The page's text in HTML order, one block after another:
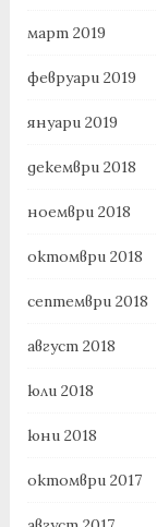
март 2019
февруари 2019
януари 2019
декември 2018
ноември 2018
октомври 2018
септември 2018
август 2018
юли 2018
юни 2018
октомври 2017